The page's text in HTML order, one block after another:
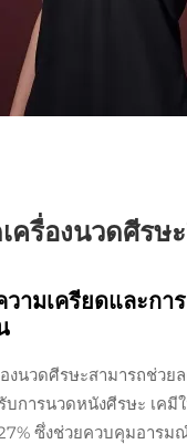
เครื่องนวดศีร
วามเครียดและก
องนวดศีรษะสามารถช่ว
บการนวดหนังศีรษะ เคมี
ซึ่งช่วยควบคุมอารม